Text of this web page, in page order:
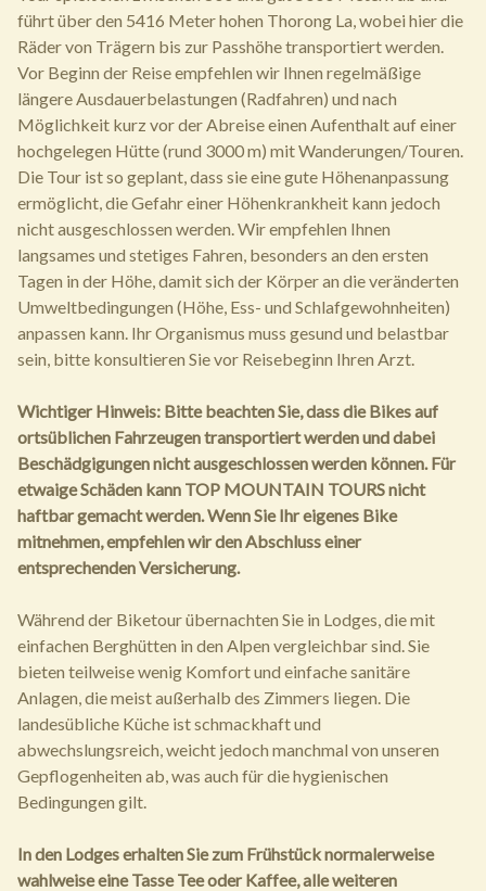
führt über den 5416 Meter hohen Thorong La, wobei hier die
Räder von Trägern bis zur Passhöhe transportiert werden.
Vor Beginn der Reise empfehlen wir Ihnen regelmäßige
längere Ausdauerbelastungen (Radfahren) und nach
Möglichkeit kurz vor der Abreise einen Aufenthalt auf einer
hochgelegen Hütte (rund 3000 m) mit Wanderungen/Touren.
Die Tour ist so geplant, dass sie eine gute Höhenanpassung
ermöglicht, die Gefahr einer Höhenkrankheit kann jedoch
nicht ausgeschlossen werden. Wir empfehlen Ihnen
langsames und stetiges Fahren, besonders an den ersten
Tagen in der Höhe, damit sich der Körper an die veränderten
Umweltbedingungen (Höhe, Ess- und Schlafgewohnheiten)
anpassen kann. Ihr Organismus muss gesund und belastbar
sein, bitte konsultieren Sie vor Reisebeginn Ihren Arzt.
Wichtiger Hinweis: Bitte beachten Sie, dass die Bikes auf
ortsüblichen Fahrzeugen transportiert werden und dabei
Beschädgigungen nicht ausgeschlossen werden können. Für
etwaige Schäden kann TOP MOUNTAIN TOURS nicht
haftbar gemacht werden. Wenn Sie Ihr eigenes Bike
mitnehmen, empfehlen wir den Abschluss einer
entsprechenden Versicherung.
Während der Biketour übernachten Sie in Lodges, die mit
einfachen Berghütten in den Alpen vergleichbar sind. Sie
bieten teilweise wenig Komfort und einfache sanitäre
Anlagen, die meist außerhalb des Zimmers liegen. Die
landesübliche Küche ist schmackhaft und
abwechslungsreich, weicht jedoch manchmal von unseren
Gepflogenheiten ab, was auch für die hygienischen
Bedingungen gilt.
In den Lodges erhalten Sie zum Frühstück normalerweise
wahlweise eine Tasse Tee oder Kaffee, alle weiteren